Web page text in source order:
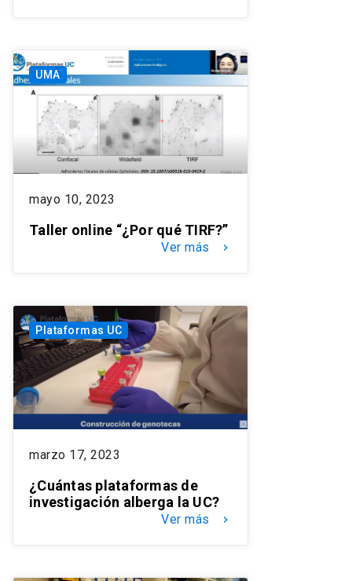
UMA
mayo 10, 2023
Taller online “¿Por qué TIRF?”
Ver más keyboard_arrow_right
Plataformas UC
marzo 17, 2023
¿Cuántas plataformas de
investigación alberga la UC?
Ver más keyboard_arrow_right